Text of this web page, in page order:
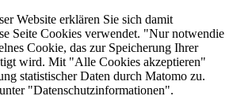
Website erklären Sie sich damit
Seite Cookies verwendet. "Nur notwendie
Cookie, das zur Speicherung Ihrer
wird. Mit "Alle Cookies akzeptieren"
statistischer Daten durch Matomo zu.
"Datenschutzinformationen".